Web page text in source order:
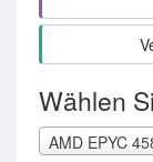
Wählen
AMD EPYC